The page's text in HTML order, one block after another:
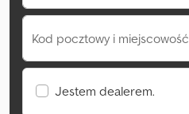
Kod pocztowy i miejscowość
Jestem dealerem.